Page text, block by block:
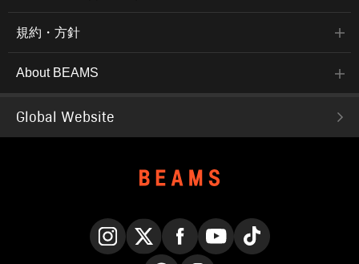
規約・方針
About BEAMS
Global Website